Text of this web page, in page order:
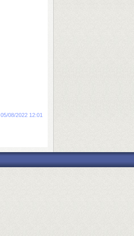
05/08/2022 12:01